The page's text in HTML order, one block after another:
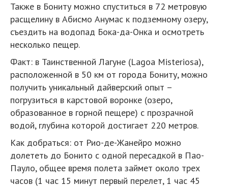
Также в Бониту можно спуститься в 72 метровую
расщелину в Абисмо Анумас к подземному озеру,
съездить на водопад Бока-да-Онка и осмотреть
несколько пещер.
Факт: в Таинственной Лагуне (Lagoa Misteriosa),
расположенной в 50 км от города Бониту, можно
получить уникальный дайверский опыт –
погрузиться в карстовой воронке (озеро,
образованное в горной пещере) с прозрачной
водой, глубина которой достигает 220 метров.
Как добраться: от Рио-де-Жанейро можно
долететь до Бонито с одной пересадкой в Пао-
Пауло, общее время полета займет около трех
часов (1 час 15 минут первый перелет, 1 час 45